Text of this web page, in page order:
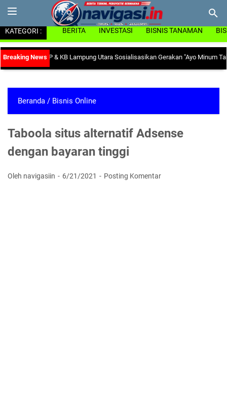
KATEGORI : BERITA INVESTASI BISNIS TANAMAN
PP & KB Lampung Utara Sosialisasikan Gerakan "Ayo Minum Tablet
Beranda / Bisnis Online
Taboola situs alternatif Adsense
dengan bayaran tinggi
Oleh navigasiin 6/21/2021 Posting Komentar